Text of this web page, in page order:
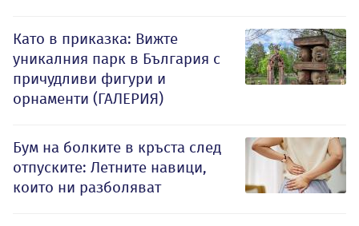
Като в приказка: Вижте
уникалния парк в България с
причудливи фигури и
орнаменти (ГАЛЕРИЯ)
Бум на болките в кръста след
отпуските: Летните навици,
които ни разболяват